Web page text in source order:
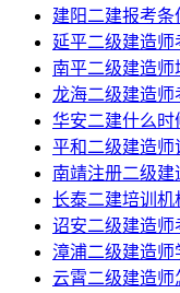
建阳二建报考条
延平二级建造师
南平二级建造师
龙海二级建造师
华安二建什么时
平和二级建造师
南靖注册二级建
长泰二建培训机
诏安二级建造师
漳浦二级建造师
云霄二级建造师